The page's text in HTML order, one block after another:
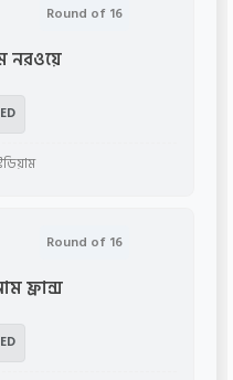
Round of 16
নরওয়ে
Round of 16
ফ্রান্স